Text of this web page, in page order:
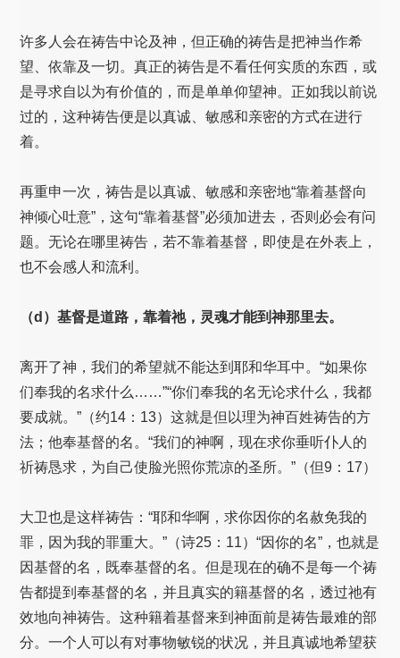
许多人会在祷告中论及神，但正确的祷告是把神当作希
望、依靠及一切。真正的祷告是不看任何实质的东西，或
是寻求自以为有价值的，而是单单仰望神。正如我以前说
过的，这种祷告便是以真诚、敏感和亲密的方式在进行
着。
再重申一次，祷告是以真诚、敏感和亲密地“靠着基督向
神倾心吐意”，这句“靠着基督”必须加进去，否则必会有问
题。无论在哪里祷告，若不靠着基督，即使是在外表上，
也不会感人和流利。
（d）基督是道路，靠着祂，灵魂才能到神那里去。
离开了神，我们的希望就不能达到耶和华耳中。“如果你
们奉我的名求什么……”“你们奉我的名无论求什么，我都
要成就。”（约14：13）这就是但以理为神百姓祷告的方
法；他奉基督的名。“我们的神啊，现在求你垂听仆人的
祈祷恳求，为自己使脸光照你荒凉的圣所。”（但9：17）
大卫也是这样祷告：“耶和华啊，求你因你的名赦免我的
罪，因为我的罪重大。”（诗25：11）“因你的名”，也就是
因基督的名，既奉基督的名。但是现在的确不是每一个祷
告都提到奉基督的名，并且真实的籍基督的名，透过祂有
效地向神祷告。这种籍着基督来到神面前是祷告最难的部
分。一个人可以有对事物敏锐的状况，并且真诚地希望获